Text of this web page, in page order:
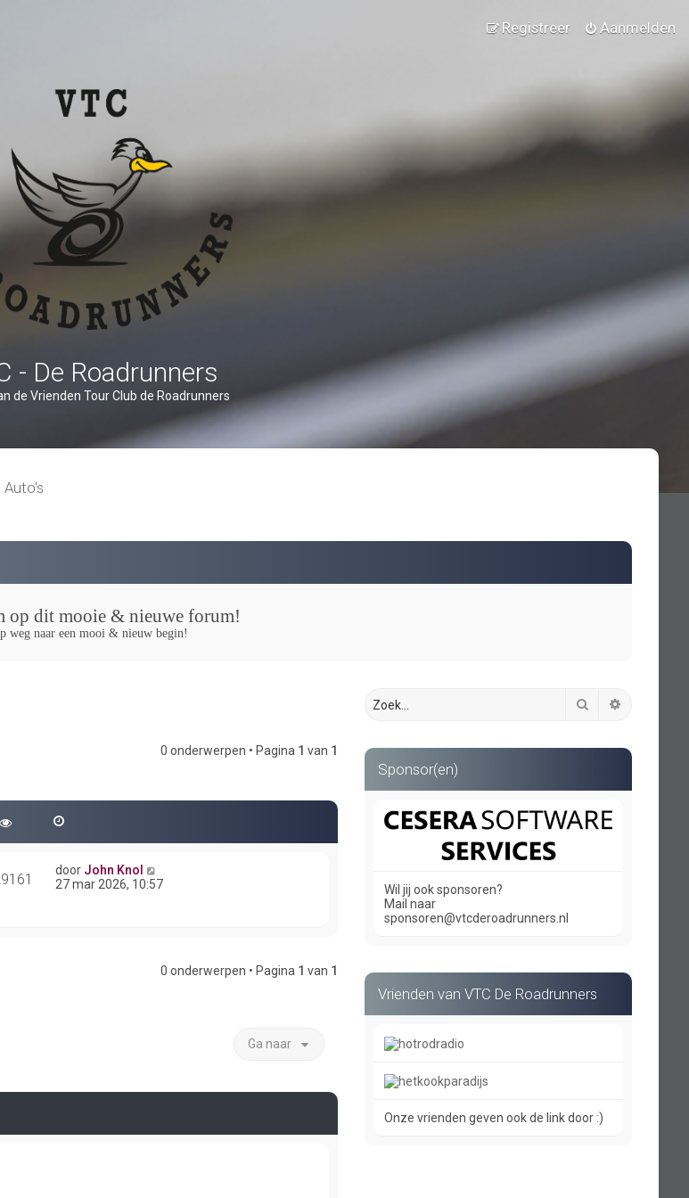
Aanmelden
Registreer
- De Roadrunners
de Vrienden Tour Club de Roadrunners
Auto's
op dit mooie & nieuwe forum!
weg naar een mooi & nieuw begin!
0 onderwerpen • Pagina 1 van 1
door John Knol
27 mar 2026, 10:57
0 onderwerpen • Pagina 1 van 1
Ga naar
Zoek
Sponsor(en)
Wil jij ook sponsoren?
Mail naar
sponsoren@vtcderoadrunners.nl
Vrienden van VTC De Roadrunners
Onze vrienden geven ook de link door :)